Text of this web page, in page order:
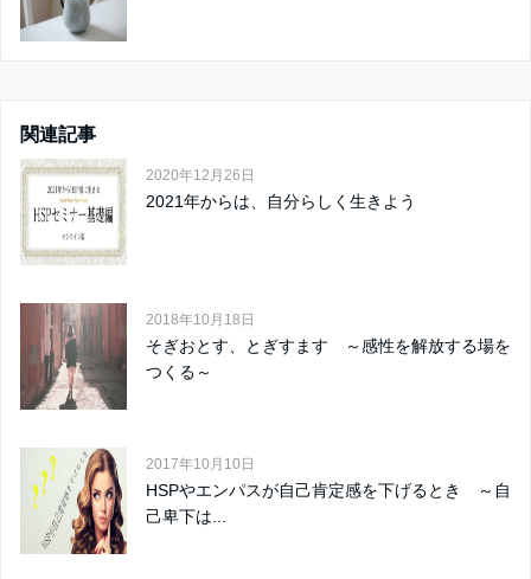
関連記事
2020年12月26日
2021年からは、自分らしく生きよう
2018年10月18日
そぎおとす、とぎすます ～感性を解放する場を
つくる～
2017年10月10日
HSPやエンパスが自己肯定感を下げるとき ～自
己卑下は...